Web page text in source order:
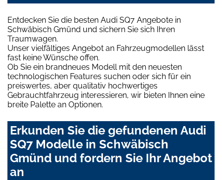
Entdecken Sie die besten Audi SQ7 Angebote in
Schwäbisch Gmünd und sichern Sie sich Ihren
Traumwagen.
Unser vielfältiges Angebot an Fahrzeugmodellen lässt
fast keine Wünsche offen.
Ob Sie ein brandneues Modell mit den neuesten
technologischen Features suchen oder sich für ein
preiswertes, aber qualitativ hochwertiges
Gebrauchtfahrzeug interessieren, wir bieten Ihnen eine
breite Palette an Optionen.
Erkunden Sie die gefundenen Audi
SQ7 Modelle in Schwäbisch
Gmünd und fordern Sie Ihr Angebot
an